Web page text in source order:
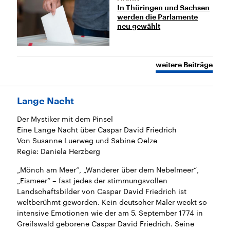
und
gehören die
Staaten zu
Einfluss auf das
Der Überfall der
palästinensischen
Terrororganisation
Hamas im Oktober 2023
auf Israel hat in der
Gewalt entfacht. Israel
Der Iran – seit der
Islamischen Revolution
regierter Staat im Nahen
Osten. Eine Feindschaft
zu Israel und zu den USA
In Thüringen und Sachsen
werden die Parlamente
neu gewählt
weitere Beiträge
Lange Nacht
Der Mystiker mit dem Pinsel
Eine Lange Nacht über Caspar David Friedrich
Von Susanne Luerweg und Sabine Oelze
Regie: Daniela Herzberg
„Mönch am Meer“, „Wanderer über dem Nebelmeer“,
„Eismeer“ – fast jedes der stimmungsvollen
Landschaftsbilder von Caspar David Friedrich ist
weltberühmt geworden. Kein deutscher Maler weckt so
intensive Emotionen wie der am 5. September 1774 in
Greifswald geborene Caspar David Friedrich. Seine